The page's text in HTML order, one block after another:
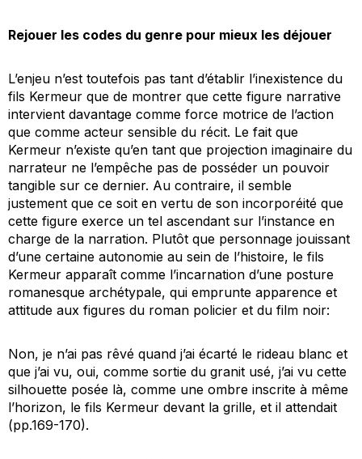
Rejouer les codes du genre pour mieux les déjouer
L’enjeu n’est toutefois pas tant d’établir l’inexistence du
fils Kermeur que de montrer que cette figure narrative
intervient davantage comme force motrice de l’action
que comme acteur sensible du récit. Le fait que
Kermeur n’existe qu’en tant que projection imaginaire du
narrateur ne l’empêche pas de posséder un pouvoir
tangible sur ce dernier. Au contraire, il semble
justement que ce soit en vertu de son incorporéité que
cette figure exerce un tel ascendant sur l’instance en
charge de la narration. Plutôt que personnage jouissant
d’une certaine autonomie au sein de l’histoire, le fils
Kermeur apparaît comme l’incarnation d’une posture
romanesque archétypale, qui emprunte apparence et
attitude aux figures du roman policier et du film noir:
Non, je n’ai pas rêvé quand j’ai écarté le rideau blanc et
que j’ai vu, oui, comme sortie du granit usé, j’ai vu cette
silhouette posée là, comme une ombre inscrite à même
l’horizon, le fils Kermeur devant la grille, et il attendait
(pp.169-170).